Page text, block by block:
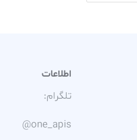
اطلاعات
تلگرام:
@one_apis